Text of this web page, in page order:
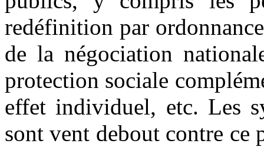
redéfinition par
de la négociation
protection sociale
effet individuel, etc. Les
sont vent debout contre